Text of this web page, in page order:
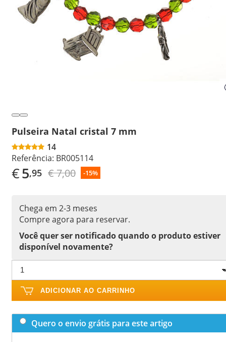
Pulseira Natal cristal 7 mm
14
Referência: BR005114
€5,95 € 7,00 -15%
Chega em 2-3 meses
Compre agora para reservar.
Você quer ser notificado quando o produto estiver
disponível novamente?
ADICIONAR AO CARRINHO
Quero o envio grátis para este artigo